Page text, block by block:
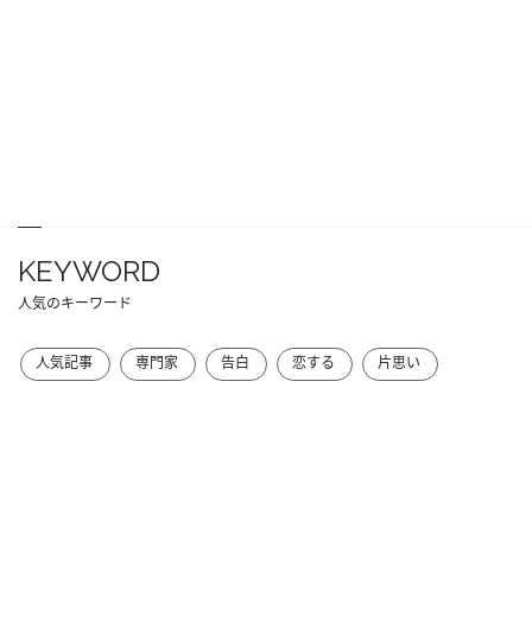
KEYWORD
人気のキーワード
人気記事 専門家 告白 恋する 片思い